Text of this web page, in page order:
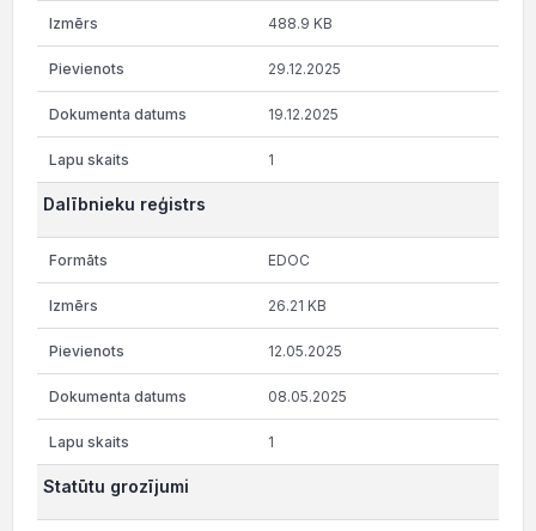
488.9 KB
29.12.2025
19.12.2025
1
Dalībnieku reģistrs
EDOC
26.21 KB
12.05.2025
08.05.2025
1
Statūtu grozījumi